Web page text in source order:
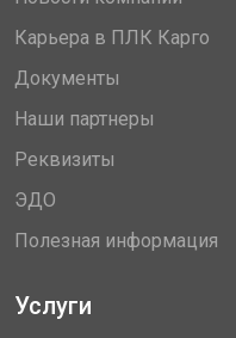
Карьера в ПЛК Карго
Документы
Наши партнеры
Реквизиты
ЭДО
Полезная информация
Услуги